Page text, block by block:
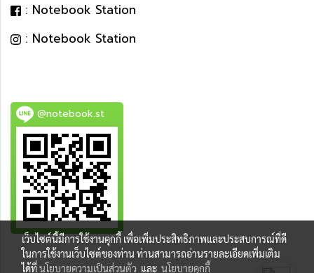
: Notebook Station
: Notebook Station
@notebook.st
BEST DEAL
เว็บไซต์นี้มีการใช้งานคุกกี้ เพื่อเพิ่มประสิทธิภาพและประสบการณ์ที่ดี
ในการใช้งานเว็บไซต์ของท่าน ท่านสามารถอ่านรายละเอียดเพิ่มเติม
ได้ที่นโยบายความเป็นส่วนตัว และ นโยบายคุกกี้